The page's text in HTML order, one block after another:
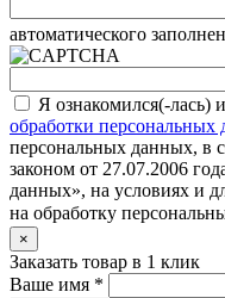
автоматического
Я ознакомился(-лась)
обработки персональных
персональных данных, в
законом от 27.07.2006
данных», на условиях и
на обработку
×
Заказать товар в 1 клик
Ваше имя *